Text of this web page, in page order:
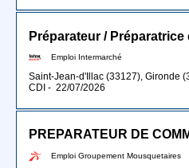
Emploi Intermarché
Saint-Jean-d'Illac (33127), Gironde
CDI - 22/07/2026
Emploi Groupement Mousquetaires